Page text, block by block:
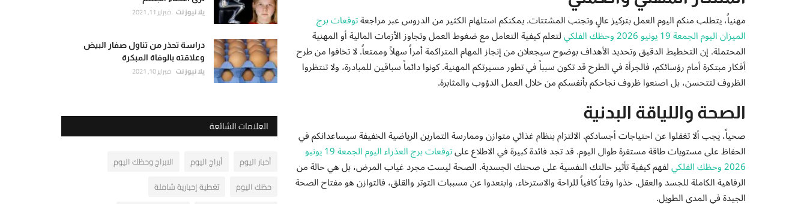
مهنياً، يتطلب منكم اليوم العمل بتركيز عالٍ وتجنب المشتتات. يمكنكم استلهام الكثير من الدروس عبر مراجعةتوقعات برج
الميزان اليوم الجمعة 19 يونيو 2026 وحظك الفلكي
لتعلم كيفية التعامل مع ضغوط العمل وتجاوز الأزمات المالية أو المهنية
المحتملة. إن التخطيط الدقيق وتحديد الأهداف بوضوح سيجعلان من إنجاز المهام المتراكمة أمراً سهلاً وممتعاً. لا تخافوا من طرح
أفكار مبتكرة أمام رؤسائكم، فالجرأة في الطرح قد تكون سبباً في تطور مسيرتكم المهنية. كونوا دائماً سباقين للمبادرة، ولا تنتظروا
الظروف لتتحسن، بل اصنعوا ظروف نجاحكم بأنفسكم من خلال العمل الدؤوب والمثابرة.
الصحة واللياقة البدنية
صحياً، يجب ألا تغفلوا عن احتياجات أجسادكم. الالتزام بنظام غذائي متوازن وممارسة التمارين الرياضية الخفيفة سيساعدانكم في
الحفاظ على مستويات طاقة مستقرة طوال اليوم. قد تجد فائدة كبيرة في الاطلاع على
توقعات برج العذراء اليوم الجمعة 19 يونيو
2026 وحظك الفلكي
لفهم كيفية تأثير حالتك النفسية على صحتك الجسدية. الصحة ليست مجرد غياب المرض، بل هي حالة من
الرفاهية الكاملة للجسد والعقل. خذوا وقتاً كافياً للراحة والاسترخاء، وابتعدوا عن مسببات التوتر والقلق، فالتوازن هو مفتاح الصحة
الجيدة في المدى الطويل.
يلا نيوز نت فبراير 11, 2021
دراسة تحذر من تناول صفار البيض
وعلاقته بالوفاة المبكرة
يلا نيوز نت فبراير 10, 2021
العلامات الشائعة
أخبار اليوم أبراج اليوم
الابراج وحظك اليوم
حظك اليوم
تغطية إخبارية شاملة